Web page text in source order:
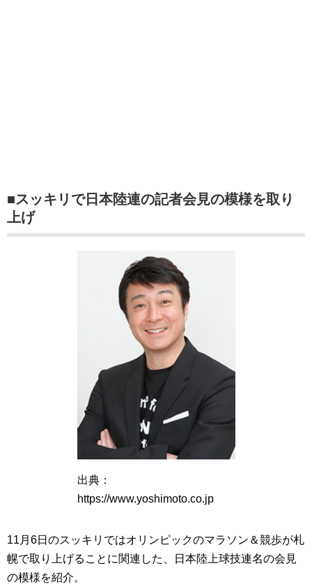
■スッキリで日本陸連の記者会見の模様を取り
上げ
出典：
https://www.yoshimoto.co.jp
11月6日のスッキリではオリンピックのマラソン＆競歩が札
幌で取り上げることに関連した、日本陸上球技連名の会見
の模様を紹介。